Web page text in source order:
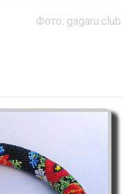
Фото: gagaru.club